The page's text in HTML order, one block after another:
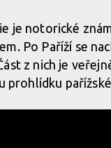
je notorické
Po Paříží se
z nich je
prohlídku